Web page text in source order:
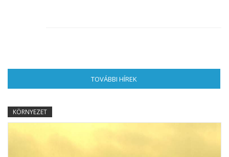
TOVÁBBI HÍREK
KÖRNYEZET